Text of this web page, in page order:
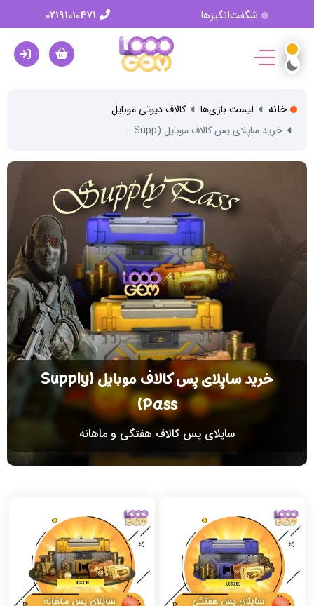
شگفت‌انگیزها
خانه لیست بازی‌ها
کالاف دیوتی موبایل
خرید ساپلای پس کالاف موبایل (Supp...
خرید ساپلای پس کالاف موبایل (Supply
Pass)
ساپلای پس کالاف هفتگی و ماهانه